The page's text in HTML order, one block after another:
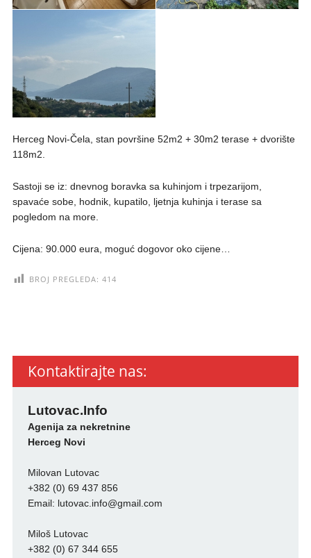
Herceg Novi-Čela, stan površine 52m2 + 30m2 terase + dvorište
118m2.
Sastoji se iz: dnevnog boravka sa kuhinjom i trpezarijom,
spavaće sobe, hodnik, kupatilo, ljetnja kuhinja i terase sa
pogledom na more.
Cijena: 90.000 eura, moguć dogovor oko cijene…
BROJ PREGLEDA: 414
Kontaktirajte nas:
Lutovac.Info
Agenija za nekretnine
Herceg Novi
Milovan Lutovac
+382 (0) 69 437 856
Email: lutovac.info@gmail.com
Miloš Lutovac
+382 (0) 67 344 655